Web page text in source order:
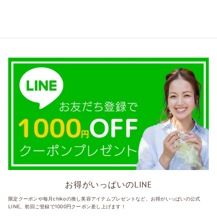
お得がいっぱいのLINE
限定クーポンや毎月chikoの推し美容アイテムプレゼントなど、お得がいっぱいの公式
LINE。初回ご登録で1000円クーポン差し上げます！